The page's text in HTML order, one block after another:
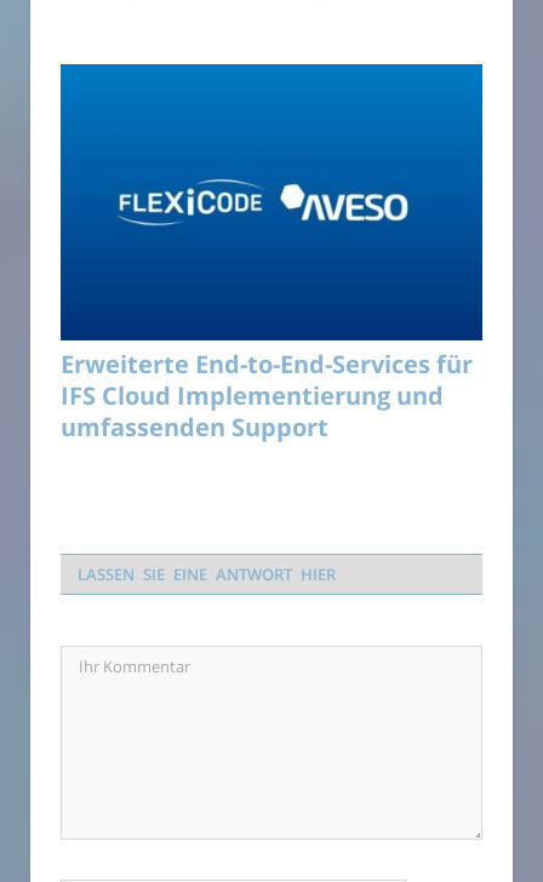
Erweiterte End-to-End-Services für
IFS Cloud Implementierung und
umfassenden Support
LASSEN SIE EINE ANTWORT HIER